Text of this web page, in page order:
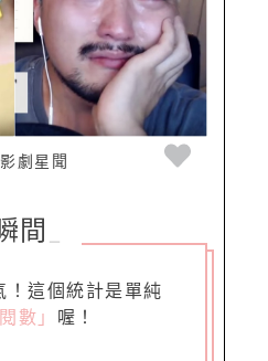
影劇星聞
間
！這個統計是單純
數」 喔！